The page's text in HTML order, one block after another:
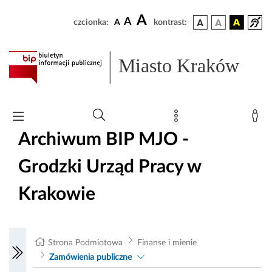
czcionka: A A A kontrast:
Miasto Kraków
Archiwum BIP MJO -
Grodzki Urząd Pracy w
Krakowie
Strona Podmiotowa
Finanse i mienie
Zamówienia publiczne